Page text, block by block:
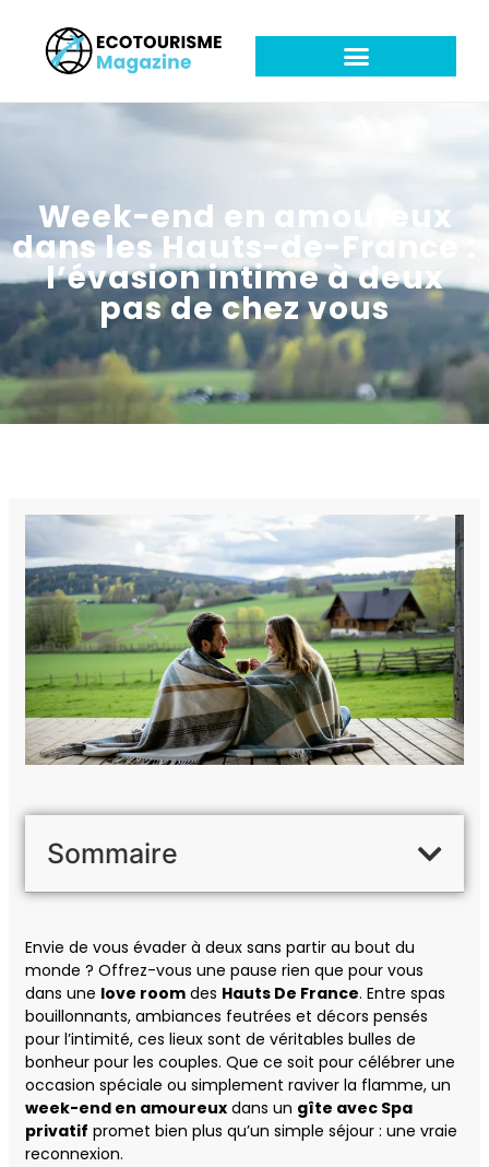
Week-end en amoureux
dans les Hauts-de-France :
l’évasion intime à deux
pas de chez vous
Sommaire
Envie de vous évader à deux sans partir au bout du
monde ? Offrez-vous une pause rien que pour vous
dans une love room des Hauts De France. Entre spas
bouillonnants, ambiances feutrées et décors pensés
pour l’intimité, ces lieux sont de véritables bulles de
bonheur pour les couples. Que ce soit pour célébrer une
occasion spéciale ou simplement raviver la flamme, un
week-end en amoureux dans un gîte avec Spa
privatif promet bien plus qu’un simple séjour : une vraie
reconnexion.